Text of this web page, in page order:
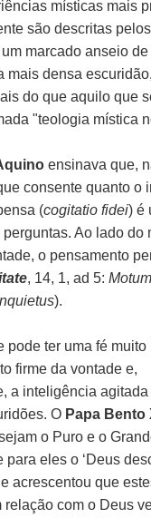
místicas mais
são descritas
marcado anseio
mais densa
do que aquilo que
"teologia mística
ensinava que,
consente quanto o
(cogitatio fidei) é
Ao lado do
o pensamento
, 14, 1, ad 5:
).
pode ter uma fé
firme da vontade e,
a inteligência
O Papa Bento
o Puro e o
para eles o ‘Deus
acrescentou que
relação com o Deus